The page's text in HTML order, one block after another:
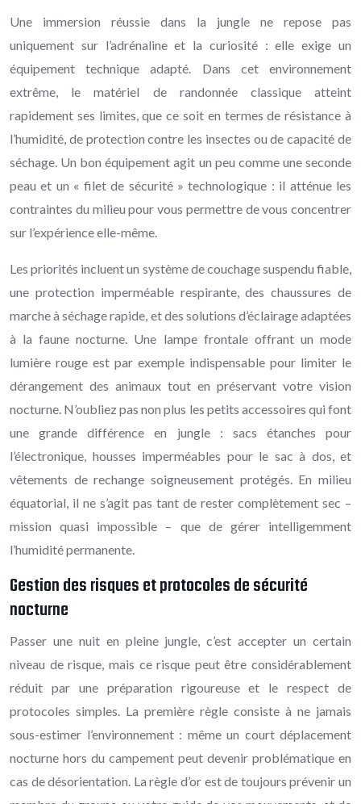
Une immersion réussie dans la jungle ne repose pas
uniquement sur l’adrénaline et la curiosité : elle exige un
équipement technique adapté. Dans cet environnement
extrême, le matériel de randonnée classique atteint
rapidement ses limites, que ce soit en termes de résistance à
l’humidité, de protection contre les insectes ou de capacité de
séchage. Un bon équipement agit un peu comme une seconde
peau et un « filet de sécurité » technologique : il atténue les
contraintes du milieu pour vous permettre de vous concentrer
sur l’expérience elle-même.
Les priorités incluent un système de couchage suspendu fiable,
une protection imperméable respirante, des chaussures de
marche à séchage rapide, et des solutions d’éclairage adaptées
à la faune nocturne. Une lampe frontale offrant un mode
lumière rouge est par exemple indispensable pour limiter le
dérangement des animaux tout en préservant votre vision
nocturne. N’oubliez pas non plus les petits accessoires qui font
une grande différence en jungle : sacs étanches pour
l’électronique, housses imperméables pour le sac à dos, et
vêtements de rechange soigneusement protégés. En milieu
équatorial, il ne s’agit pas tant de rester complètement sec –
mission quasi impossible – que de gérer intelligemment
l’humidité permanente.
Gestion des risques et protocoles de sécurité
nocturne
Passer une nuit en pleine jungle, c’est accepter un certain
niveau de risque, mais ce risque peut être considérablement
réduit par une préparation rigoureuse et le respect de
protocoles simples. La première règle consiste à ne jamais
sous-estimer l’environnement : même un court déplacement
nocturne hors du campement peut devenir problématique en
cas de désorientation. La règle d’or est de toujours prévenir un